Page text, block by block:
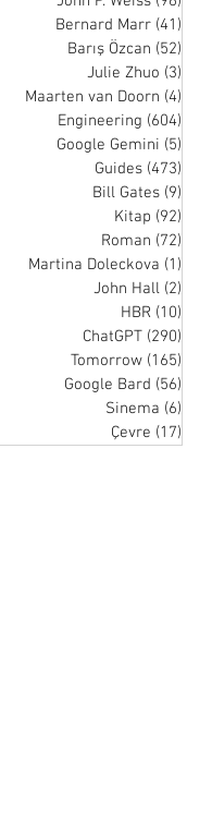
Bernard Marr (41)
Barış Özcan (52)
Julie Zhuo (3)
Maarten van Doorn (4)
Engineering (604)
Google Gemini (5)
Guides (473)
Bill Gates (9)
Kitap (92)
Roman (72)
Martina Doleckova (1)
John Hall (2)
HBR (10)
ChatGPT (290)
Tomorrow (165)
Google Bard (56)
Sinema (6)
Çevre (17)